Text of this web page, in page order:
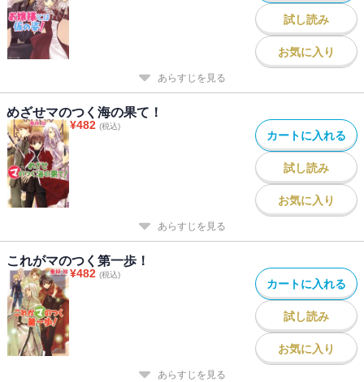
試し読み
お気に入り
あらすじを見る
めざせマのつく海の果て！
¥482 (税込)
カートに入れる
試し読み
お気に入り
あらすじを見る
これがマのつく第一歩！
¥482 (税込)
カートに入れる
試し読み
お気に入り
あらすじを見る